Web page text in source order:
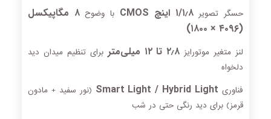
حسگر تصویر۱/۱٫۸ اینچ CMOS با وضوح
۸ مگاپیکسل
(۴۰۹۶ × ۱۸۰۰)
لنز متغیر موتورایز ۲٫۸ تا ۱۲ میلی‌متر
برای تنظیم میدان دید
دلخواه
فناوری Smart Light / Hybrid Light (نور سفید + مادون
قرمز) برای دید رنگی حتی در شب